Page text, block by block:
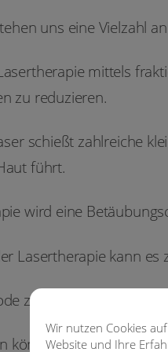
Wir nutzen Cookies
Website und Ihre
uns eine Vielzahl
mittels
zu reduzieren.
schießt zahlreiche
führt.
wird eine
Lasertherapie kann
zur Reduktion kleiner
können durch